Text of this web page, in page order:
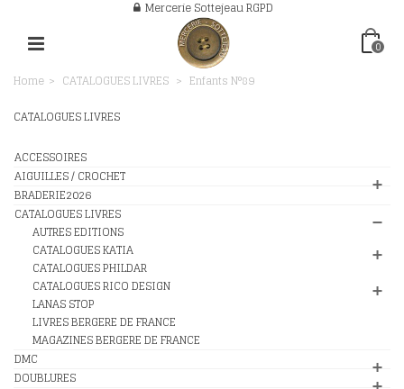
Mercerie Sottejeau RGPD
0
Home > CATALOGUES LIVRES > Enfants N°89
CATALOGUES LIVRES
ACCESSOIRES
AIGUILLES / CROCHET
BRADERIE2026
CATALOGUES LIVRES
AUTRES EDITIONS
CATALOGUES KATIA
CATALOGUES PHILDAR
CATALOGUES RICO DESIGN
LANAS STOP
LIVRES BERGERE DE FRANCE
MAGAZINES BERGERE DE FRANCE
DMC
DOUBLURES